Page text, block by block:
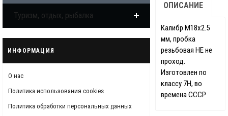
Туризм, отдых, рыбалка
ИНФОРМАЦИЯ
О нас
Политика использования cookies
Политика обработки персональных данных
ОПИСАНИЕ
Калибр М18х2.5
мм, пробка
резьбовая НЕ не
проход.
Изготовлен по
классу 7Н, во
времена СССР